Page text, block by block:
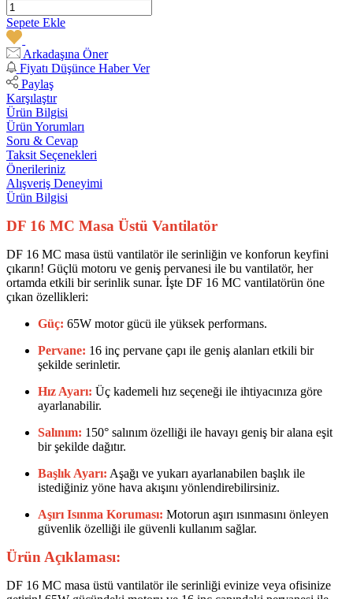
Sepete Ekle
Arkadaşına Öner
Fiyatı Düşünce Haber Ver
Paylaş
Karşılaştır
Ürün Bilgisi
Ürün Yorumları
Soru & Cevap
Taksit Seçenekleri
Önerileriniz
Alışveriş Deneyimi
Ürün Bilgisi
DF 16 MC Masa Üstü Vantilatör
DF 16 MC masa üstü vantilatör ile serinliğin ve konforun keyfini
çıkarın! Güçlü motoru ve geniş pervanesi ile bu vantilatör, her
ortamda etkili bir serinlik sunar. İşte DF 16 MC vantilatörün öne
çıkan özellikleri:
Güç: 65W motor gücü ile yüksek performans.
Pervane: 16 inç pervane çapı ile geniş alanları etkili bir
şekilde serinletir.
Hız Ayarı: Üç kademeli hız seçeneği ile ihtiyacınıza göre
ayarlanabilir.
Salınım: 150° salınım özelliği ile havayı geniş bir alana eşit
bir şekilde dağıtır.
Başlık Ayarı: Aşağı ve yukarı ayarlanabilen başlık ile
istediğiniz yöne hava akışını yönlendirebilirsiniz.
Aşırı Isınma Koruması: Motorun aşırı ısınmasını önleyen
güvenlik özelliği ile güvenli kullanım sağlar.
Ürün Açıklaması:
DF 16 MC masa üstü vantilatör ile serinliği evinize veya ofisinize